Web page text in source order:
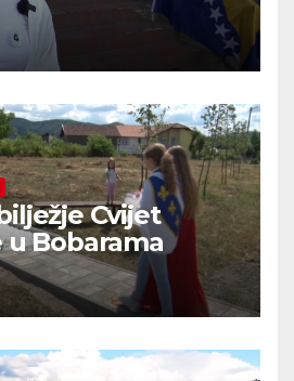
Cvijet
Bobarama